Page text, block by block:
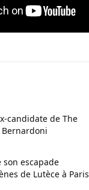
candidate de The
Bernardoni
escapade
de Lutèce à Paris